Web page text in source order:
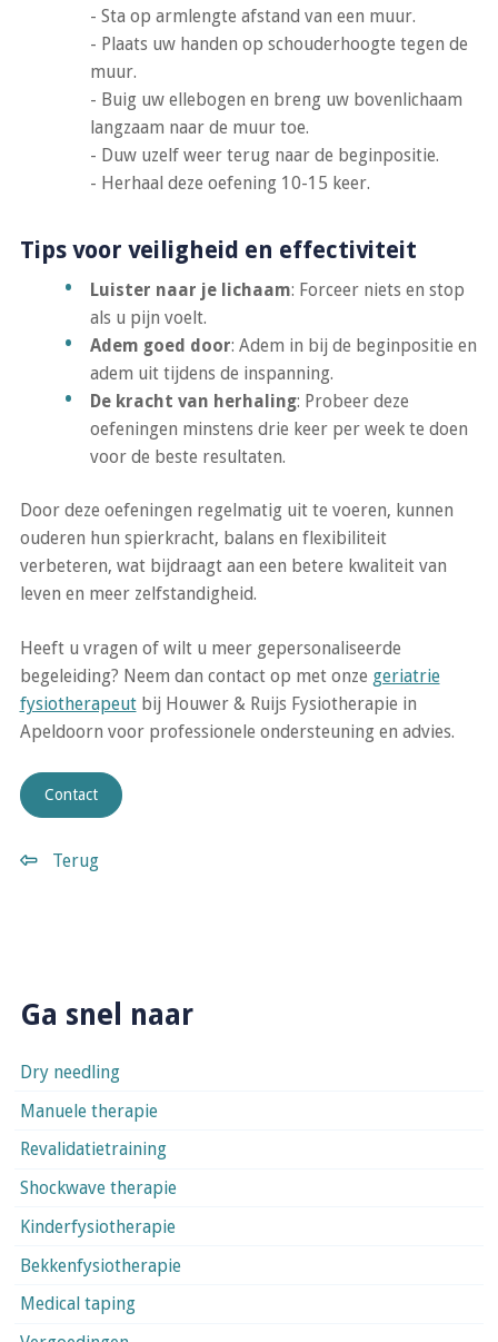
- Sta op armlengte afstand van een muur.
- Plaats uw handen op schouderhoogte tegen de
muur.
- Buig uw ellebogen en breng uw bovenlichaam
langzaam naar de muur toe.
- Duw uzelf weer terug naar de beginpositie.
- Herhaal deze oefening 10-15 keer.
Tips voor veiligheid en effectiviteit
Luister naar je lichaam: Forceer niets en stop
als u pijn voelt.
Adem goed door: Adem in bij de beginpositie en
adem uit tijdens de inspanning.
De kracht van herhaling: Probeer deze
oefeningen minstens drie keer per week te doen
voor de beste resultaten.
Door deze oefeningen regelmatig uit te voeren, kunnen
ouderen hun spierkracht, balans en flexibiliteit
verbeteren, wat bijdraagt aan een betere kwaliteit van
leven en meer zelfstandigheid.
Heeft u vragen of wilt u meer gepersonaliseerde
begeleiding? Neem dan contact op met onze geriatrie
fysiotherapeutbij Houwer & Ruijs Fysiotherapie in
Apeldoorn voor professionele ondersteuning en advies.
Contact
Terug
Ga snel naar
Dry needling
Manuele therapie
Revalidatietraining
Shockwave therapie
Kinderfysiotherapie
Bekkenfysiotherapie
Medical taping